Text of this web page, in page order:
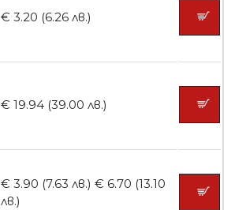
Ваничка за маникюр BMSPA1C
БЕЗПЛАТНО
Пила тип ренде
€ 3.20 (6.26 лв.)
€ 19.94 (39.00 лв.)
€ 3.90 (7.63 лв.) € 6.70 (13.10
лв.)